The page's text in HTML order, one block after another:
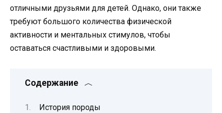
отличными друзьями для детей. Однако, они также
требуют большого количества физической
активности и ментальных стимулов, чтобы
оставаться счастливыми и здоровыми.
Содержание
История породы